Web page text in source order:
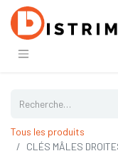
Tous les produits
CLÉS MÂLES